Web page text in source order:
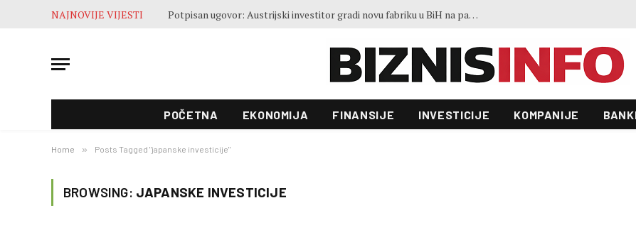
NAJNOVIJE VIJESTI Potpisan ugovor: Austrijski investitor gradi novu fabriku u BiH na parceli od 3.500 kvadrata
POČETNA EKONOMIJA FINANSIJE INVESTICIJE KOMPANIJE
Home » Posts Tagged "japanske investicije"
BROWSING: JAPANSKE INVESTICIJE